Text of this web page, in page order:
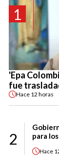
1
'Epa
fue
Hace 12 horas
2
para
Hace